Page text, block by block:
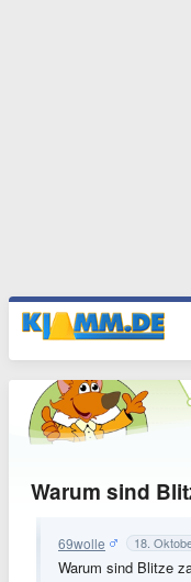
Warum sind
69wolle 18.
Warum sind Blitze